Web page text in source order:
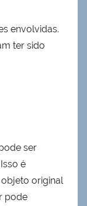
envolvidas.
ter sido
ser
é
original
pode